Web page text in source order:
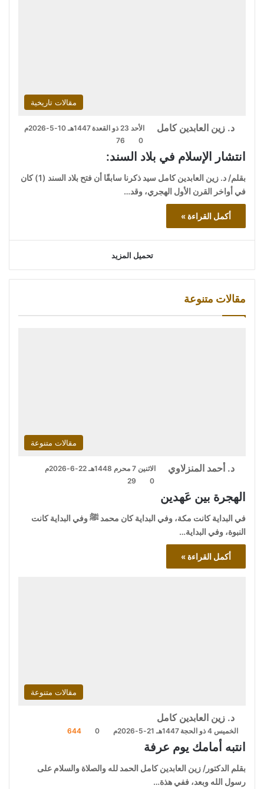
مقالات تاريخية
د. زين العابدين كامل
الأحد 23 ذو القعدة 1447هـ 10-5-2026م
0
76
انتشار الإسلام في بلاد السند:
بقلم/ د. زين العابدين كامل سيد ذكرنا سابقًا أن فتح بلاد السند (1) كان
في أواخر القرن الأول الهجري، وقد…
أكمل القراءة »
تحميل المزيد
مقالات متنوعة
مقالات متنوعة
د. أحمد المنزلاوي
الاثنين 7 محرم 1448هـ 22-6-2026م
0
29
الهجرة بين عَهدين
في البداية كانت مكة، وفي البداية كان محمد ﷺ وفي البداية كانت
النبوة، وفي البداية…
أكمل القراءة »
مقالات متنوعة
د. زين العابدين كامل
الخميس 4 ذو الحجة 1447هـ 21-5-2026م 0
644
انتبه أمامك يوم عرفة
بقلم الدكتور/ زين العابدين كامل الحمد لله والصلاة والسلام على
رسول الله وبعد، ففي هذة…